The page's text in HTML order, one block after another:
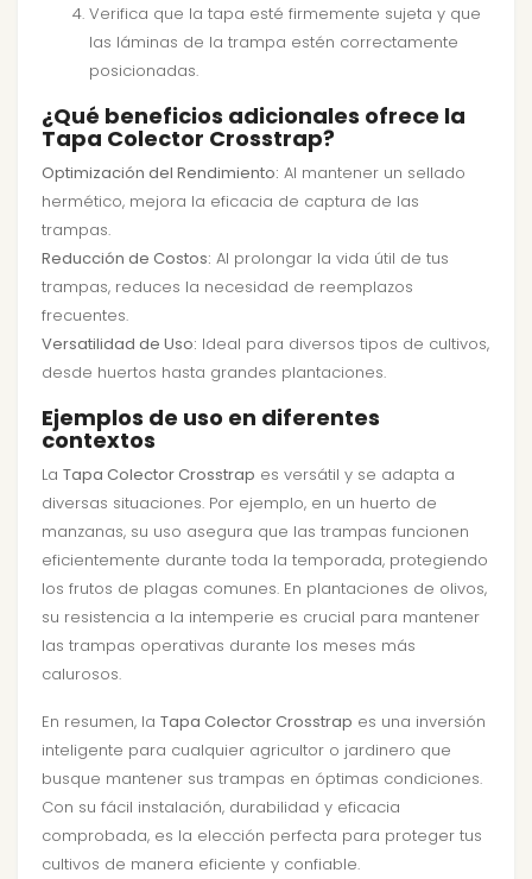
Verifica que la tapa esté firmemente sujeta y que
las láminas de la trampa estén correctamente
posicionadas.
¿Qué beneficios adicionales ofrece la
Tapa Colector Crosstrap?
Optimización del Rendimiento: Al mantener un sellado
hermético, mejora la eficacia de captura de las
trampas.
Reducción de Costos: Al prolongar la vida útil de tus
trampas, reduces la necesidad de reemplazos
frecuentes.
Versatilidad de Uso: Ideal para diversos tipos de cultivos,
desde huertos hasta grandes plantaciones.
Ejemplos de uso en diferentes
contextos
La Tapa Colector Crosstrap es versátil y se adapta a
diversas situaciones. Por ejemplo, en un huerto de
manzanas, su uso asegura que las trampas funcionen
eficientemente durante toda la temporada, protegiendo
los frutos de plagas comunes. En plantaciones de olivos,
su resistencia a la intemperie es crucial para mantener
las trampas operativas durante los meses más
calurosos.
En resumen, la Tapa Colector Crosstrap es una inversión
inteligente para cualquier agricultor o jardinero que
busque mantener sus trampas en óptimas condiciones.
Con su fácil instalación, durabilidad y eficacia
comprobada, es la elección perfecta para proteger tus
cultivos de manera eficiente y confiable.